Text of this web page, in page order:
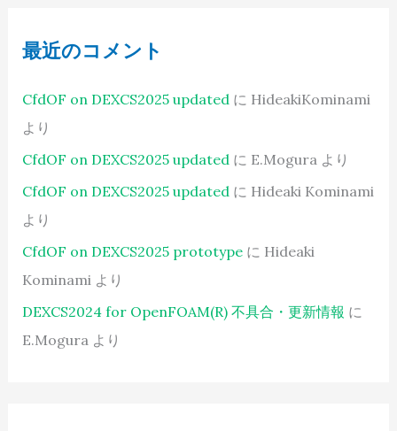
最近のコメント
CfdOF on DEXCS2025 updated に HideakiKominami
より
CfdOF on DEXCS2025 updated に E.Mogura より
CfdOF on DEXCS2025 updated に Hideaki Kominami
より
CfdOF on DEXCS2025 prototypeに Hideaki
Kominami より
DEXCS2024 for OpenFOAM(R) 不具合・更新情報 に
E.Mogura より